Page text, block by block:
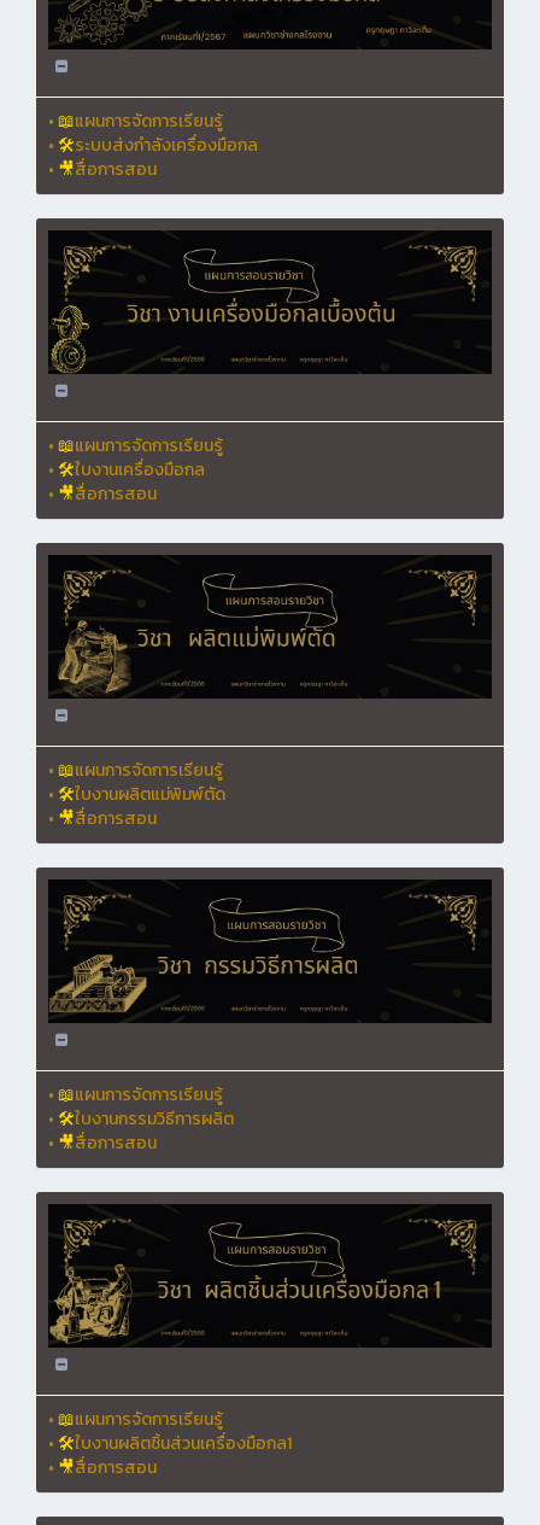
• 📖แผนการจัดการเรียนรู้
• 🛠ระบบส่งกำลังเครื่องมือกล
• 🎥สื่อการสอน
• 📖แผนการจัดการเรียนรู้
• 🛠ใบงานเครื่องมือกล
• 🎥สื่อการสอน
• 📖แผนการจัดการเรียนรู้
• 🛠ใบงานผลิตแม่พิมพ์ตัด
• 🎥สื่อการสอน
• 📖แผนการจัดการเรียนรู้
• 🛠ใบงานกรรมวิธีการผลิต
• 🎥สื่อการสอน
• 📖แผนการจัดการเรียนรู้
• 🛠ใบงานผลิตชิ้นส่วนเครื่องมือกล1
• 🎥สื่อการสอน